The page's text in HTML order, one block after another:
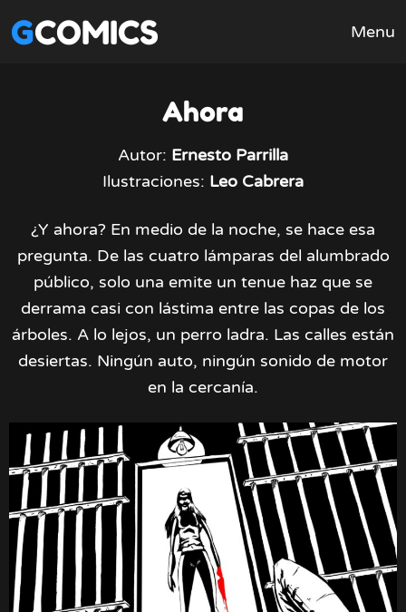
GCOMICS Menu
Ahora
Autor: Ernesto Parrilla
Ilustraciones: Leo Cabrera
¿Y ahora? En medio de la noche, se hace esa
pregunta. De las cuatro lámparas del alumbrado
público, solo una emite un tenue haz que se
derrama casi con lástima entre las copas de los
árboles. A lo lejos, un perro ladra. Las calles están
desiertas. Ningún auto, ningún sonido de motor
en la cercanía.